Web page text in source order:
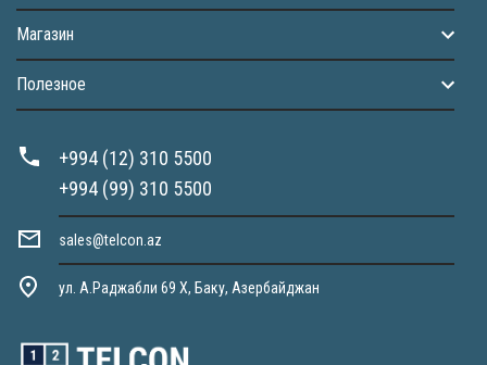
Магазин
Полезное
+994 (12) 310 5500
+994 (99) 310 5500
sales@telcon.az
ул. А.Раджабли 69 X, Баку, Азербайджан